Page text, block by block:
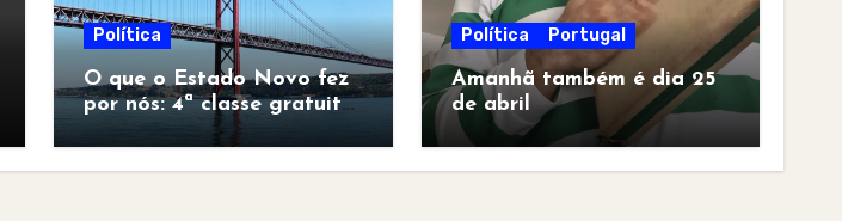
Política
O que o Estado Novo fez
por nós: 4ª classe gratuita
para todos
Política Portugal
Amanhã também é dia 25
de abril